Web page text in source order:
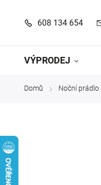
608 134 654
VÝPRODEJ
Domů / Noční prádlo